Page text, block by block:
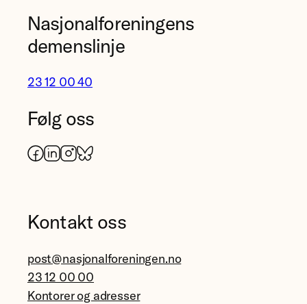
Nasjonalforeningens
demenslinje
23 12 00 40
Følg oss
Facebook
LinkedIn
Instagram
Bluesky
Kontakt oss
post@nasjonalforeningen.no
23 12 00 00
Kontorer og adresser